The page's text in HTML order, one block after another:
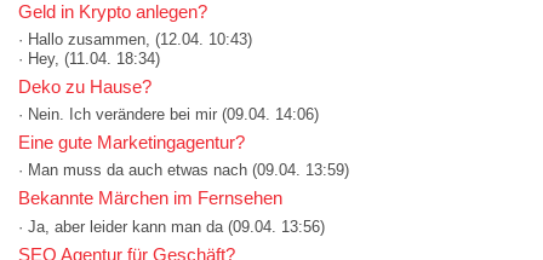
Geld in Krypto anlegen?
· Hallo zusammen, (12.04. 10:43)
· Hey, (11.04. 18:34)
Deko zu Hause?
· Nein. Ich verändere bei mir (09.04. 14:06)
Eine gute Marketingagentur?
· Man muss da auch etwas nach (09.04. 13:59)
Bekannte Märchen im Fernsehen
· Ja, aber leider kann man da (09.04. 13:56)
SEO Agentur für Geschäft?